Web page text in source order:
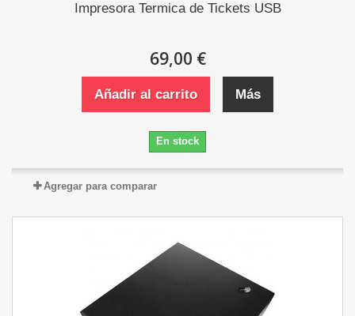
Impresora Termica de Tickets USB
69,00 €
Añadir al carrito Más
En stock
Agregar para comparar